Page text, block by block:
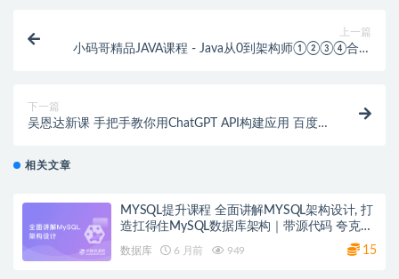
上一篇
小码哥精品JAVA课程 - Java从0到架构师①②③④合辑
下一篇
吴恩达新课 手把手教你用ChatGPT API构建应用 百度网
相关文章
MYSQL提升课程 全面讲解MYSQL架构设计, 打
造扛得住MySQL数据库架构｜带源代码 夸克网
数据库 6 月前 949 15